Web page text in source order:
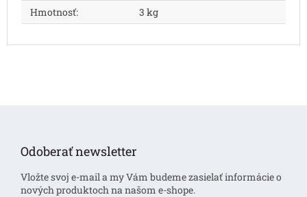
Hmotnosť: 3 kg
Odoberať newsletter
Vložte svoj e-mail a my Vám budeme zasielať informácie o
nových produktoch na našom e-shope.